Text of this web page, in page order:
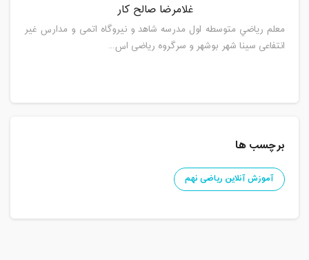
غلامرضا صالح کار
معلم رياضي متوسطه اول مدرسه شاهد و نیروگاه اتمی و مدارس غیر
انتفاعی سینا شهر بوشهر و سرگروه ریاضی اس...
برچسب ها
آموزش آنلاین ریاضی نهم